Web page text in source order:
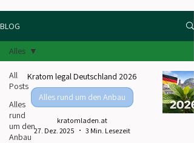
BLOG
All
Posts
Alles
rund
um den
Anbau
Alles
Kratom legal Deutschland 2026
Alles rund um den Anbau
kratomladen.at
27. Dez. 2025
3 Min. Lesezeit